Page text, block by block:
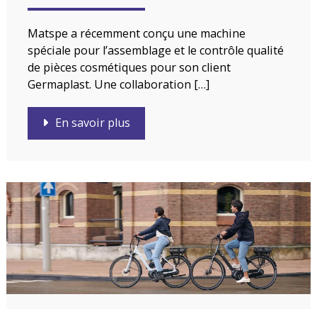
Matspe a récemment conçu une machine
spéciale pour l’assemblage et le contrôle qualité
de pièces cosmétiques pour son client
Germaplast. Une collaboration […]
En savoir plus